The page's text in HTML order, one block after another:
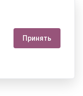
Принять